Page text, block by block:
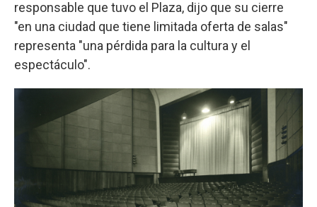
responsable que tuvo el Plaza, dijo que su cierre
"en una ciudad que tiene limitada oferta de salas"
representa "una pérdida para la cultura y el
espectáculo".